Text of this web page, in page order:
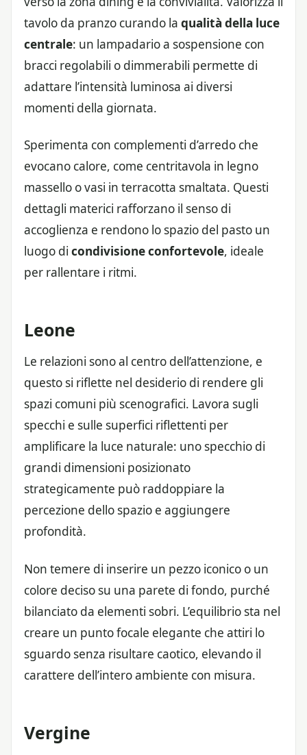
tavolo da pranzo curando la qualità della luce
centrale: un lampadario a sospensione con
bracci regolabili o dimmerabili permette di
adattare l’intensità luminosa ai diversi
momenti della giornata.
Sperimenta con complementi d’arredo che
evocano calore, come centritavola in legno
massello o vasi in terracotta smaltata. Questi
dettagli materici rafforzano il senso di
accoglienza e rendono lo spazio del pasto un
luogo di condivisione confortevole, ideale
per rallentare i ritmi.
Leone
Le relazioni sono al centro dell’attenzione, e
questo si riflette nel desiderio di rendere gli
spazi comuni più scenografici. Lavora sugli
specchi e sulle superfici riflettenti per
amplificare la luce naturale: uno specchio di
grandi dimensioni posizionato
strategicamente può raddoppiare la
percezione dello spazio e aggiungere
profondità.
Non temere di inserire un pezzo iconico o un
colore deciso su una parete di fondo, purché
bilanciato da elementi sobri. L’equilibrio sta nel
creare un punto focale elegante che attiri lo
sguardo senza risultare caotico, elevando il
carattere dell’intero ambiente con misura.
Vergine